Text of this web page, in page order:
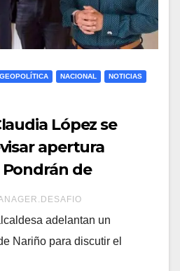
GEOPOLÍTICA NACIONAL NOTICIAS
López se
apertura
Pondrán de
adelantan un
Nariño para discutir el